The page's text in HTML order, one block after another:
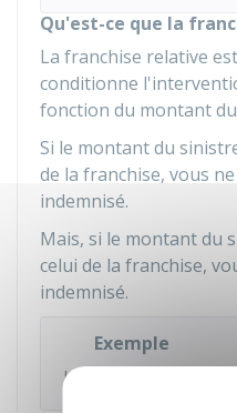
Qu'est-ce que la
La franchise relative
conditionne
fonction du montant
Si le montant du
de la franchise, vous
indemnisé.
Mais, si le montant du
celui de la franchise,
indemnisé.
Exemple
La franchise est de